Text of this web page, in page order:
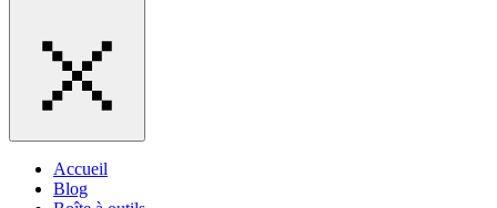
Accueil
Blog